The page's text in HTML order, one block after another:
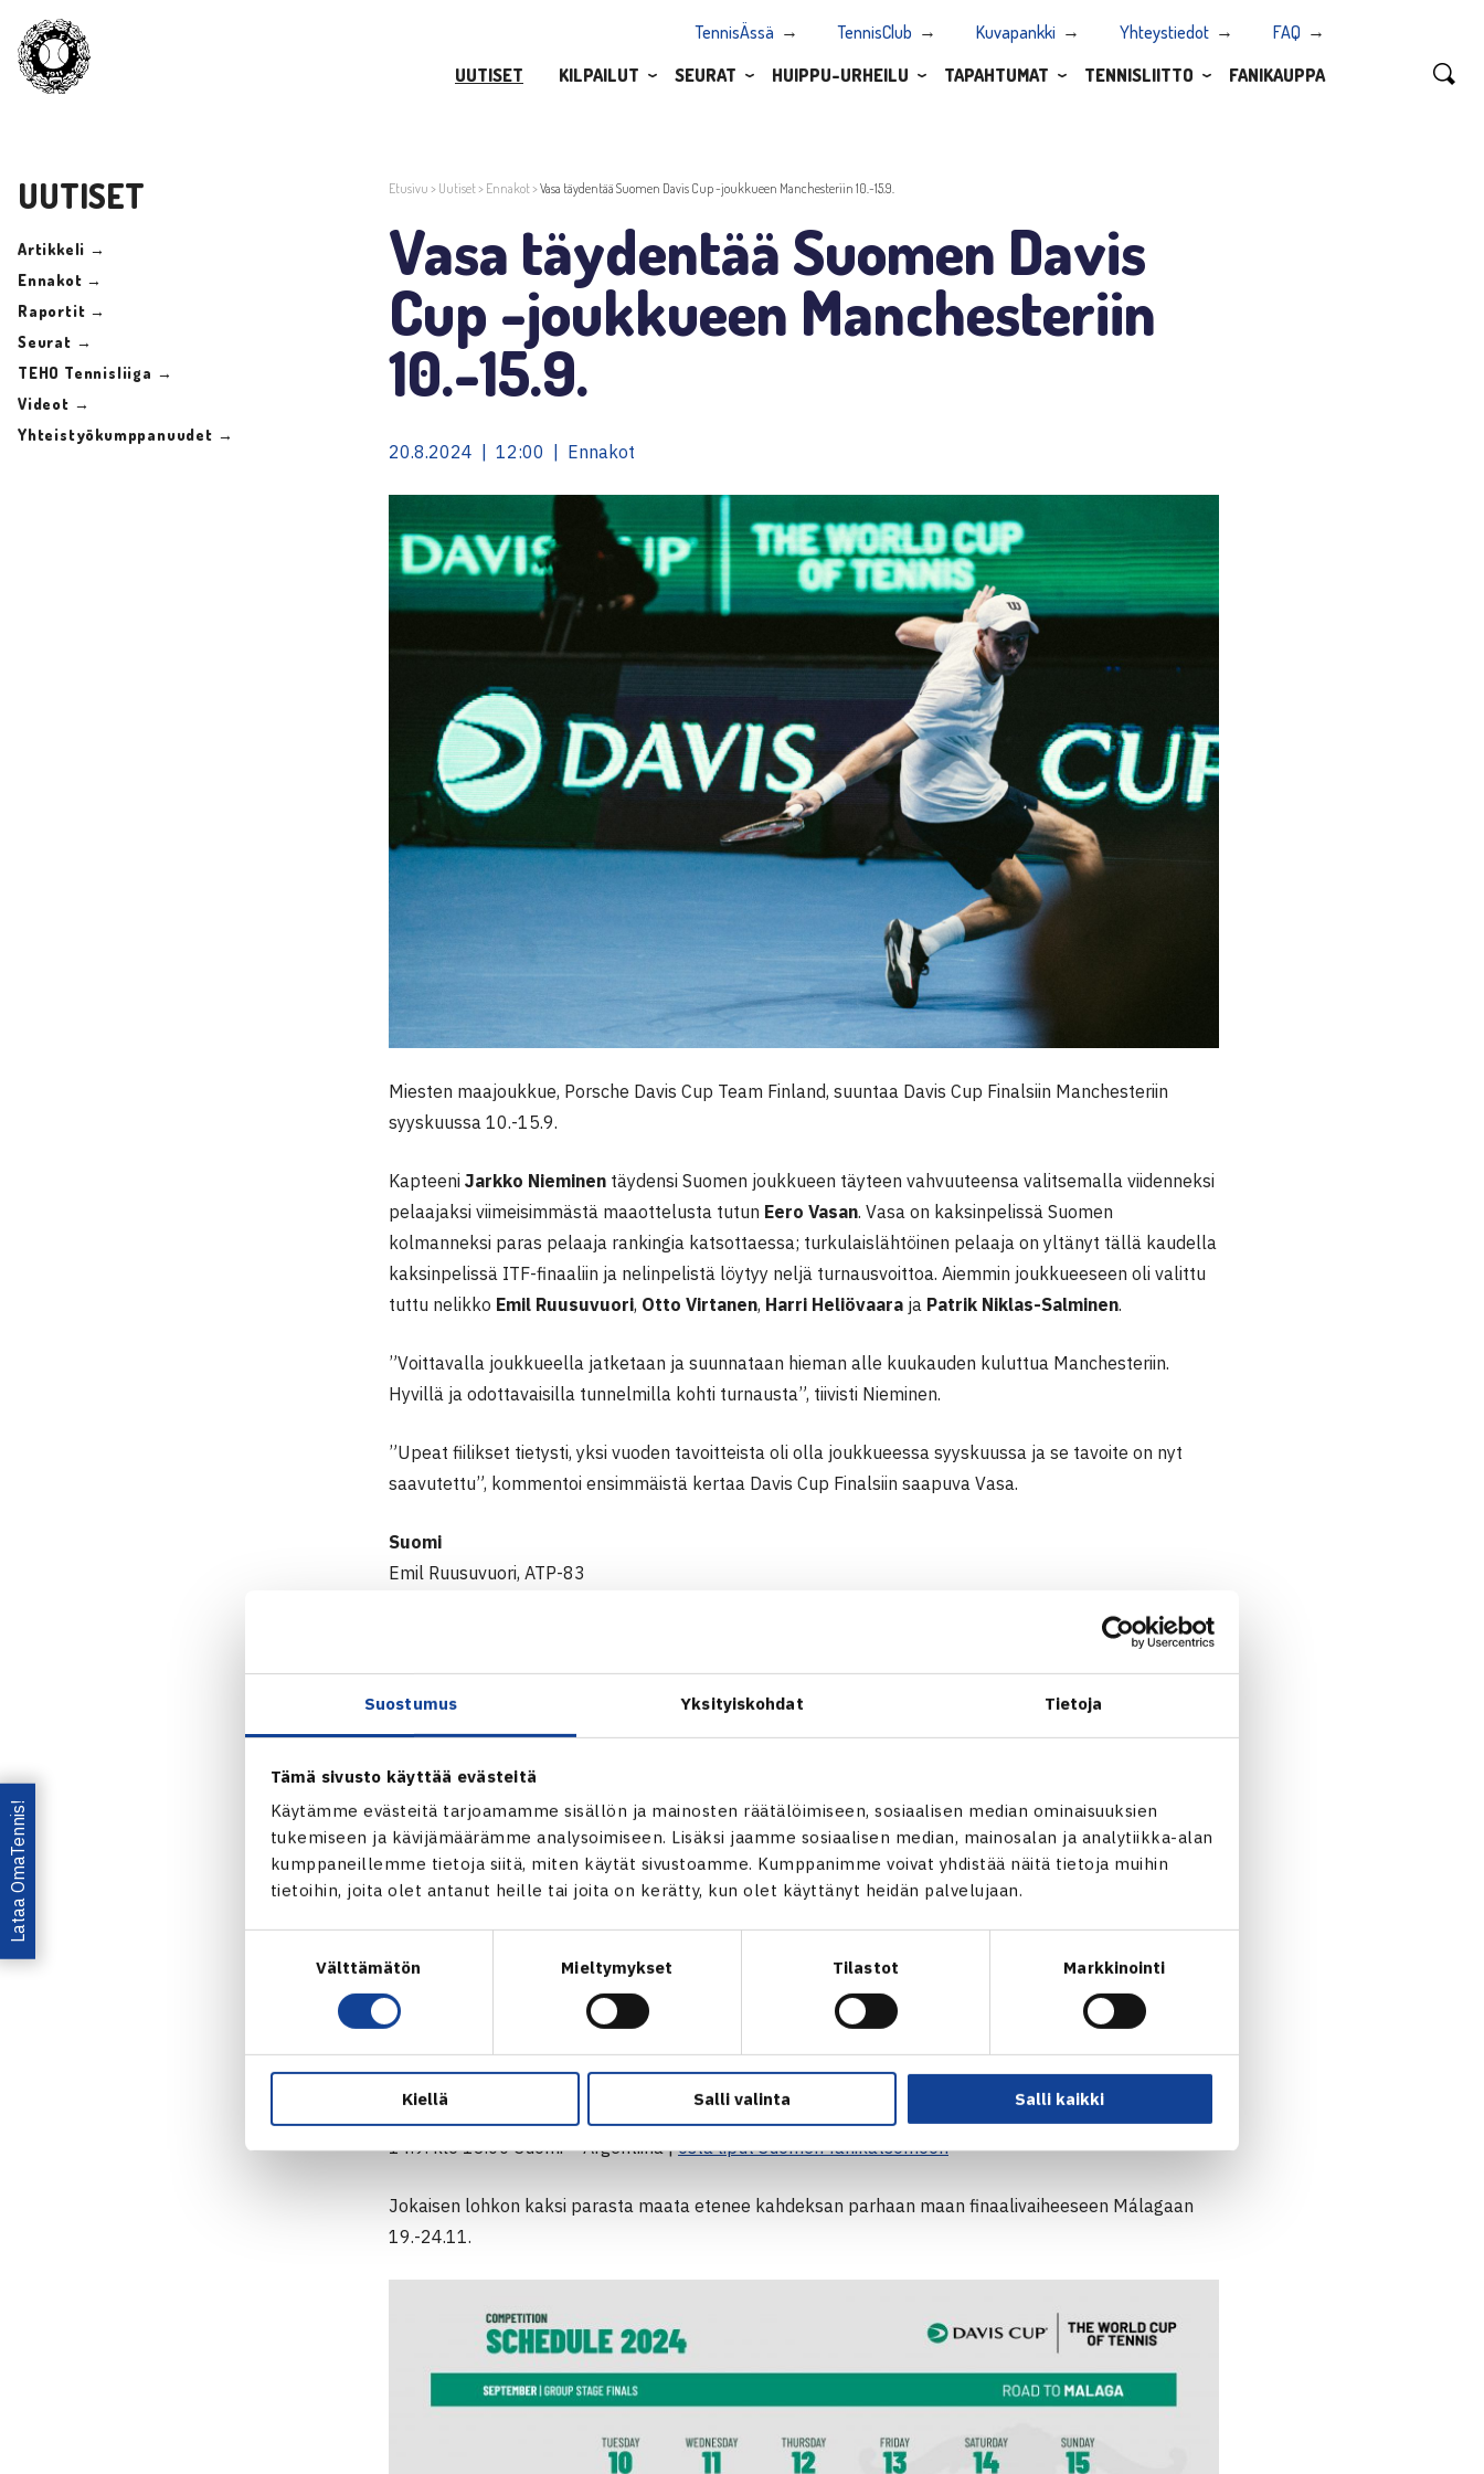
Suostumus Yksityiskohdat Tietoja
Tämä sivusto käyttää evästeitä
Käytämme evästeitä tarjoamamme sisällön ja mainosten räätälöimiseen, sosiaalisen median ominaisuuksien
tukemiseen ja kävijämäärämme analysoimiseen. Lisäksi jaamme sosiaalisen median, mainosalan ja analytiikka-alan
kumppaneillemme tietoja siitä, miten käytät sivustoamme. Kumppanimme voivat yhdistää näitä tietoja muihin
tietoihin, joita olet antanut heille tai joita on kerätty, kun olet käyttänyt heidän palvelujaan.
Välttämätön Mieltymykset Tilastot Markkinointi
Kiellä Salli valinta Salli kaikki
TennisÄssä TennisClub Kuvapankki Yhteystiedot
FAQ
UUTISET
KILPAILUT SEURAT HUIPPU-URHEILU TAPAHTUMAT TENNISLIITTO FANIKAUPPA
UUTISET
Artikkeli →
Ennakot →
Raportit →
Seurat →
TEHO Tennisliiga →
Videot →
Yhteistyökumppanuudet →
Etusivu > Uutiset> Ennakot>Vasa täydentää Suomen Davis Cup -joukkueen Manchesteriin 10.-15.9.
Vasa täydentää Suomen Davis
Cup -joukkueen Manchesteriin
10.-15.9.
20.8.2024 | 12:00 | Ennakot
Miesten maajoukkue, Porsche Davis Cup Team Finland, suuntaa Davis Cup Finalsiin Manchesteriin
syyskuussa 10.-15.9.
Kapteeni Jarkko Nieminen täydensi Suomen joukkueen täyteen vahvuuteensa valitsemalla viidenneksi
pelaajaksi viimeisimmästä maaottelusta tutun Eero Vasan. Vasa on kaksinpelissä Suomen
kolmanneksi paras pelaaja rankingia katsottaessa; turkulaislähtöinen pelaaja on yltänyt tällä kaudella
kaksinpelissä ITF-finaaliin ja nelinpelistä löytyy neljä turnausvoittoa. Aiemmin joukkueeseen oli valittu
tuttu nelikko Emil Ruusuvuori, Otto Virtanen, Harri Heliövaara ja Patrik Niklas-Salminen.
”Voittavalla joukkueella jatketaan ja suunnataan hieman alle kuukauden kuluttua Manchesteriin.
Hyvillä ja odottavaisilla tunnelmilla kohti turnausta”, tiivisti Nieminen.
”Upeat fiilikset tietysti, yksi vuoden tavoitteista oli olla joukkueessa syyskuussa ja se tavoite on nyt
saavutettu”, kommentoi ensimmäistä kertaa Davis Cup Finalsiin saapuva Vasa.
Suomi
Emil Ruusuvuori, ATP-83
Patrik Niklas-Salminen, nelinpelin ATP-102
16 parhaan maan alkulohkovaihe pelataan neljällä eri paikkakunnalla 10.-15.9. Suomen lohkossa
pelaavat Iso-Britannia, Kanada ja Argentiina. Ottelut pelataanAO Arenalla, jonka kapasiteetti Davis
Cupissa on 12 800. Suomi avaa kisaurakkansa isäntämaa Iso-Britanniaa vastaan keskiviikkona 11.9.
Tapahtuman lipunmyynti on käynnissä. Suomen faneille on varattuna paikkoja joukkueen takana
sijaitsevasta katsomosta. Voit hankkia lippusi alla olevien linkkien avulla; huomioithan, että jokaiseen
otteluun ostetaan erikseen liput.
SUOMEN OTTELUT (ajat paikallista aikaa)
12.9. klo 13.00 Kanada – Suomi |
osta liput Suomen fanikatsomoon
14.9. klo 13.00 Suomi – Argentiina |osta liput Suomen fanikatsomoon
Jokaisen lohkon kaksi parasta maata etenee kahdeksan parhaan maan finaalivaiheeseen Málagaan
19.-24.11.
Lataa OmaTennis!